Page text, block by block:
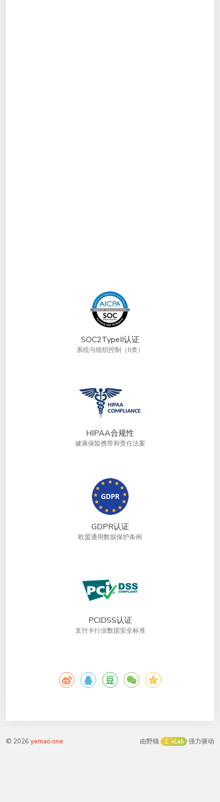
SOC2TypeII认证
系统与组织控制（Ⅱ类）
HIPAA合规性
健康保险携带和责任法案
GDPR认证
欧盟通用数据保护条例
PCIDSS认证
支付卡行业数据安全标准
由野猫 xLab 强力驱动
© 2026 yemao.one